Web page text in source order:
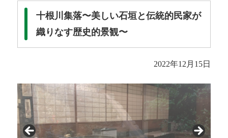
十根川集落〜美しい石垣と伝統的民家が
織りなす歴史的景観〜
2022年12月15日